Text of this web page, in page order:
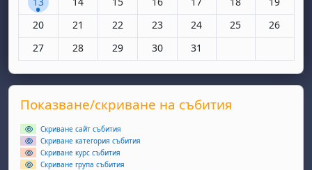
Няма събития, понеделник, 20 октомври
20 Няма събития, вторник, 21 октомври
21 Няма събития, сряда, 22 октомври
22 Няма събития, четвъртък, 23
23 Няма събития, петък, 24
24 Няма събития,
25 Няма
26
Няма събития, понеделник, 27 октомври
27 Няма събития, вторник, 28 октомври
28 Няма събития, сряда, 29 октомври
29 Няма събития, четвъртък, 30
30 Няма събития, петък, 31
31
Supplementary blocks
Прескочи Показване/скриване на събития
Показване/скриване на събития
Скриване сайт събития
Скриване категория събития
Скриване курс събития
Скриване група събития